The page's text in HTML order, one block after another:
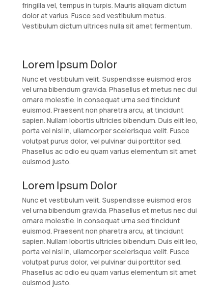
fringilla vel, tempus in turpis. Mauris aliquam dictum
dolor at varius. Fusce sed vestibulum metus.
Vestibulum dictum ultrices nulla sit amet fermentum.
Lorem Ipsum Dolor
Nunc et vestibulum velit. Suspendisse euismod eros
vel urna bibendum gravida. Phasellus et metus nec dui
ornare molestie. In consequat urna sed tincidunt
euismod. Praesent non pharetra arcu, at tincidunt
sapien. Nullam lobortis ultricies bibendum. Duis elit leo,
porta vel nisl in, ullamcorper scelerisque velit. Fusce
volutpat purus dolor, vel pulvinar dui porttitor sed.
Phasellus ac odio eu quam varius elementum sit amet
euismod justo.
Lorem Ipsum Dolor
Nunc et vestibulum velit. Suspendisse euismod eros
vel urna bibendum gravida. Phasellus et metus nec dui
ornare molestie. In consequat urna sed tincidunt
euismod. Praesent non pharetra arcu, at tincidunt
sapien. Nullam lobortis ultricies bibendum. Duis elit leo,
porta vel nisl in, ullamcorper scelerisque velit. Fusce
volutpat purus dolor, vel pulvinar dui porttitor sed.
Phasellus ac odio eu quam varius elementum sit amet
euismod justo.